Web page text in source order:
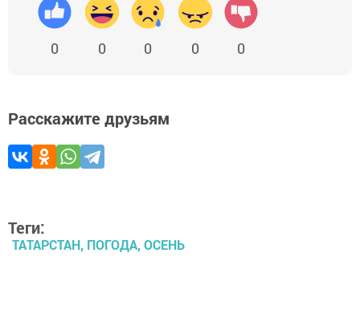
0 0 0 0 0
Расскажите друзьям
Теги:
ТАТАРСТАН, ПОГОДА, ОСЕНЬ